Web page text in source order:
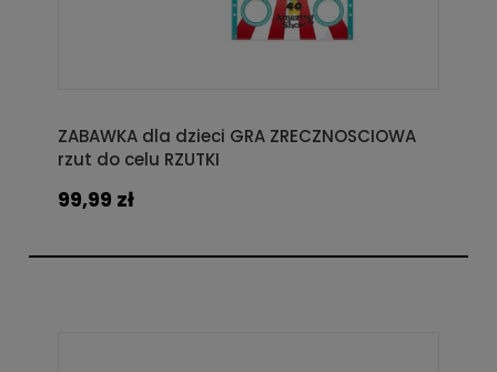
ZABAWKA dla dzieci GRA ZRECZNOSCIOWA
rzut do celu RZUTKI
99,99 zł